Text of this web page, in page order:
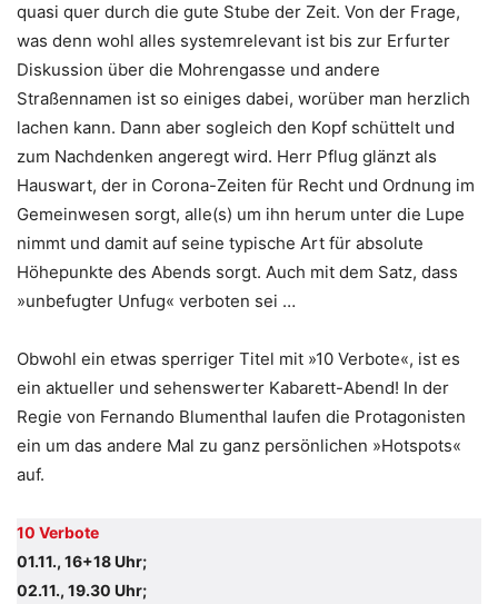
quasi quer durch die gute Stube der Zeit. Von der Frage,
was denn wohl alles systemrelevant ist bis zur Erfurter
Diskussion über die Mohrengasse und andere
Straßennamen ist so einiges dabei, worüber man herzlich
lachen kann. Dann aber sogleich den Kopf schüttelt und
zum Nachdenken angeregt wird. Herr Pflug glänzt als
Hauswart, der in Corona-Zeiten für Recht und Ordnung im
Gemeinwesen sorgt, alle(s) um ihn herum unter die Lupe
nimmt und damit auf seine typische Art für absolute
Höhepunkte des Abends sorgt. Auch mit dem Satz, dass
»unbefugter Unfug« verboten sei …
Obwohl ein etwas sperriger Titel mit »10 Verbote«, ist es
ein aktueller und sehenswerter Kabarett-Abend! In der
Regie von Fernando Blumenthal laufen die Protagonisten
ein um das andere Mal zu ganz persönlichen »Hotspots«
auf.
10 Verbote
01.11., 16+18 Uhr;
02.11., 19.30 Uhr;